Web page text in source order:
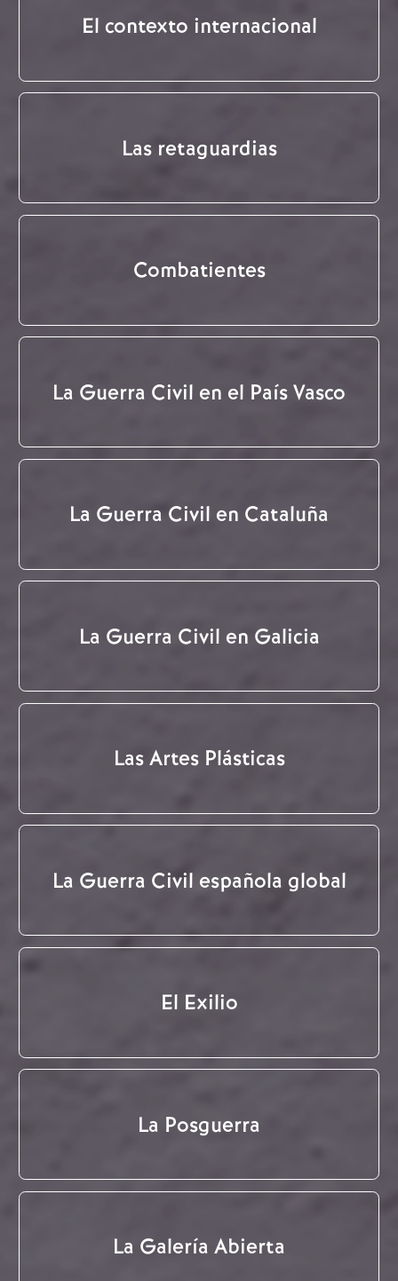
El contexto internacional
Las retaguardias
Combatientes
La Guerra Civil en el País Vasco
La Guerra Civil en Cataluña
La Guerra Civil en Galicia
Las Artes Plásticas
La Guerra Civil española global
El Exilio
La Posguerra
La Galería Abierta